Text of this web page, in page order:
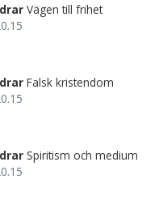
Vägen till frihet
Falsk kristendom
Spiritism och medium